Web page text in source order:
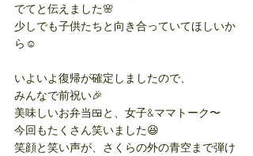
でてと伝えました🌸
少しでも子供たちと向き合っていてほしいか
ら☺️
いよいよ復帰が確定しましたので、
みんなで前祝い🎉
美味しいお弁当🍱と、女子&ママトーク〜
今回もたくさん笑いました😆
笑顔と笑い声が、さくらの外の青空まで弾け